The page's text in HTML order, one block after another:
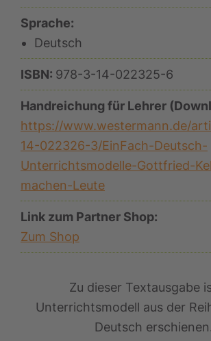
Sprache:
Deutsch
ISBN: 978-3-14-022325-6
Handreichung für Lehrer
https://www.westermann.de/
14-022326-3/EinFach-Deutsch-
Unterrichtsmodelle-Gottfried-
machen-Leute
Link zum Partner Shop:
Zum Shop
Zu dieser Textausgabe
Unterrichtsmodell aus der
Deutsch